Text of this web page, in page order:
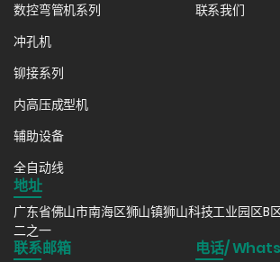
数控弯管机系列
冲孔机
铆接系列
内高压成型机
辅助设备
全自动线
联系我们
地址
广东省佛山市南海区狮山镇狮山科技工业园区B
二之一
联系邮箱 电话/